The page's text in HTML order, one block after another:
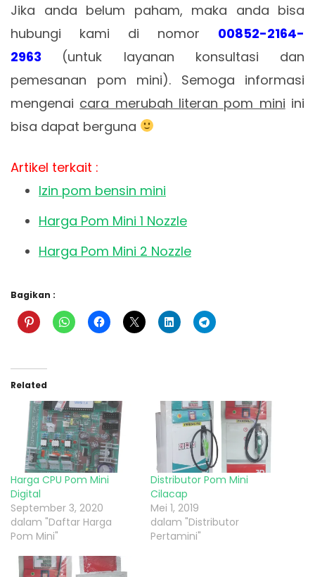
Jika anda belum paham, maka anda bisa
hubungi kami di nomor 00852-2164-
2963
(untuk layanan konsultasi dan
pemesanan pom mini). Semoga informasi
mengenai cara merubah literan pom mini ini
bisa dapat berguna
Artikel terkait :
Izin pom bensin mini
Harga Pom Mini 1 Nozzle
Harga Pom Mini 2 Nozzle
Bagikan :
Related
Harga CPU Pom Mini
Digital
September 3, 2020
dalam "Daftar Harga
Pom Mini"
Distributor Pom Mini
Cilacap
Mei 1, 2019
dalam "Distributor
Pertamini"